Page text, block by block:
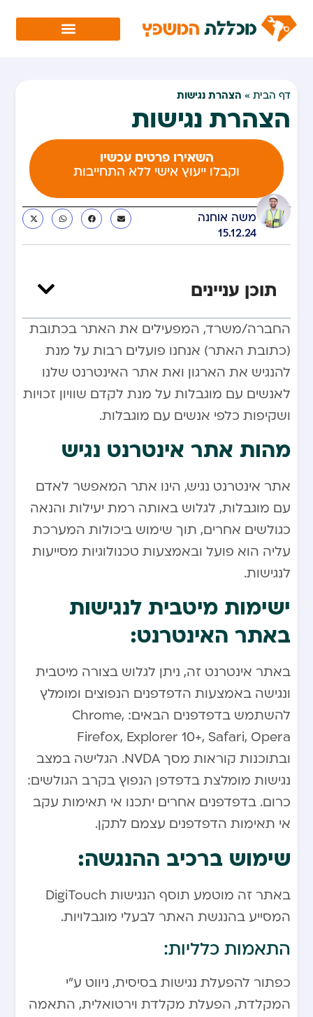
דף הבית » הצהרת נגישות
הצהרת נגישות
השאירו פרטים עכשיו
וקבלו ייעוץ אישי ללא התחייבות
משה אוחנה
15.12.24
תוכן עניינים
החברה/משרד, המפעילים את האתר בכתובת
(כתובת האתר) אנחנו פועלים רבות על מנת
להנגיש את הארגון ואת אתר האינטרנט שלנו
לאנשים עם מוגבלות על מנת לקדם שוויון זכויות
ושקיפות כלפי אנשים עם מוגבלות.
מהות אתר אינטרנט נגיש
אתר אינטרנט נגיש, הינו אתר המאפשר לאדם
עם מוגבלות, לגלוש באותה רמת יעילות והנאה
כגולשים אחרים, תוך שימוש ביכולות המערכת
עליה הוא פועל ובאמצעות טכנולוגיות מסייעות
לנגישות.
ישימות מיטבית לנגישות
באתר האינטרנט:
באתר אינטרנט זה, ניתן לגלוש בצורה מיטבית
ונגישה באמצעות הדפדפנים הנפוצים ומומלץ
להשתמש בדפדפנים הבאים: Chrome,
Firefox, Explorer 10+, Safari, Opera
ובתוכנות קוראות מסך NVDA. הגלישה במצב
נגישות מומלצת בדפדפן הנפוץ בקרב הגולשים:
כרום. בדפדפנים אחרים יתכנו אי תאימות עקב
אי תאימות הדפדפנים עצמם לתקן.
שימוש ברכיב ההנגשה:
באתר זה מוטמע תוסף הנגישות DigiTouch
המסייע בהנגשת האתר לבעלי מוגבלויות.
התאמות כלליות:
כפתור להפעלת נגישות בסיסית, ניווט ע”י
המקלדת, הפעלת מקלדת וירטואלית, התאמה